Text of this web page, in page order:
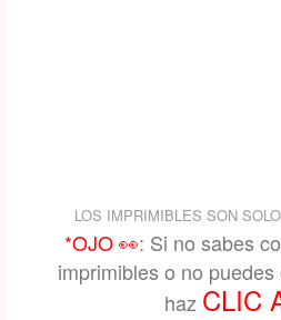
LOS IMPRIMIBLES SON
*OJO 👀: Si no sabes
imprimibles o no
haz CLIC